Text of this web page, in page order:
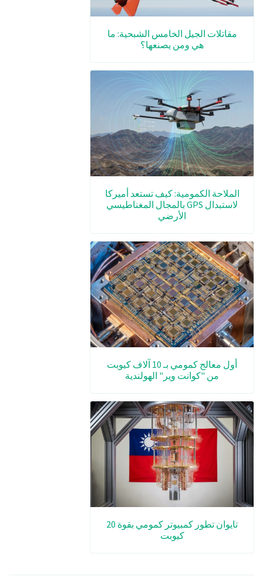
مقاتلات الجيل الخامس الشبحية: ما
هي ومن يصنعها؟
الملاحة الكمومية: كيف تستعد أميركا
لاستبدال GPS بالمجال المغناطيسي
الأرضي
أول معالج كمومي بـ 10 آلاف كيوبت
من "كوانت وير" الهولندية
تايوان تطور كمبيوتر كمومي بقوة 20
كيوبت